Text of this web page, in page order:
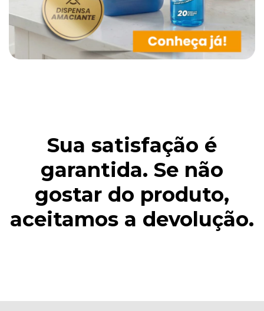
Sua satisfação é
garantida. Se não
gostar do produto,
aceitamos a devolução.